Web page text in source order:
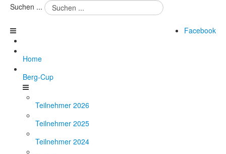
Suchen ...
Facebook
Home
Berg-Cup
Teilnehmer 2026
Teilnehmer 2025
Teilnehmer 2024